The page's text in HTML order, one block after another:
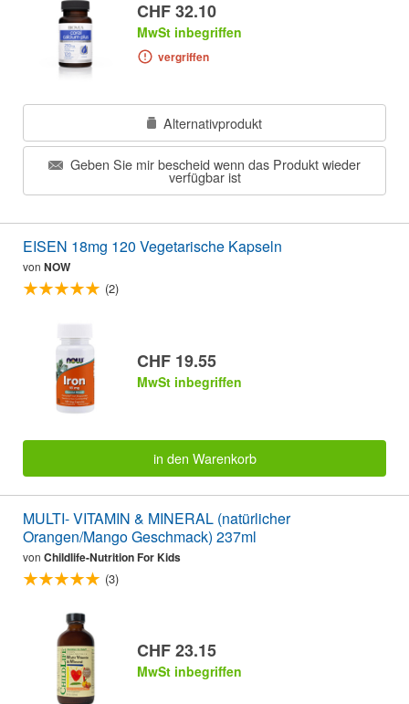
CHF 32.10
MwSt inbegriffen
vergriffen
Alternativprodukt
Geben Sie mir bescheid wenn das Produkt wieder
verfügbar ist
EISEN 18mg 120 Vegetarische Kapseln
von NOW
(2)
CHF 19.55
MwSt inbegriffen
in den Warenkorb
MULTI- VITAMIN & MINERAL (natürlicher
Orangen/Mango Geschmack) 237ml
von Childlife-Nutrition For Kids
(3)
CHF 23.15
MwSt inbegriffen